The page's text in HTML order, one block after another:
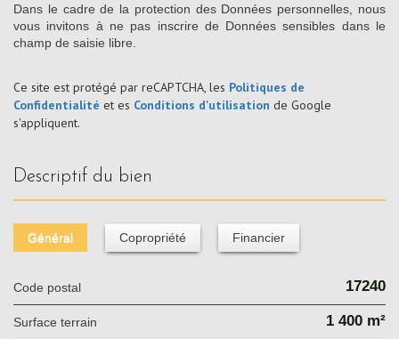
Dans le cadre de la protection des Données personnelles, nous
vous invitons à ne pas inscrire de Données sensibles dans le
champ de saisie libre.
Ce site est protégé par reCAPTCHA, les Politiques de
Confidentialité et es Conditions d'utilisation de Google
s'appliquent.
descriptif du bien
Général Copropriété Financier
Code postal 17240
surface terrain 1 400 m²